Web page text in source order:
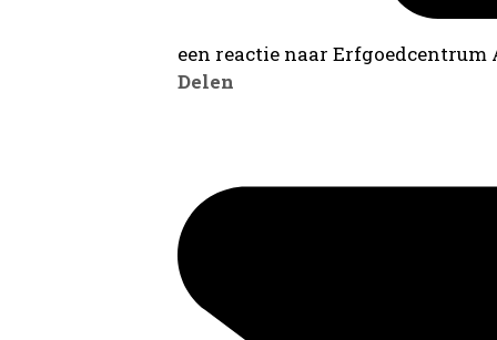
een reactie naar
Delen